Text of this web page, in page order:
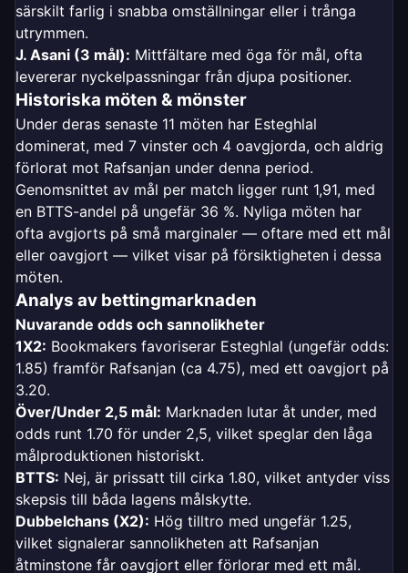
särskilt farlig i snabba omställningar eller i trånga
utrymmen.
J. Asani (3 mål): Mittfältare med öga för mål, ofta
levererar nyckelpassningar från djupa positioner.
Historiska möten & mönster
Under deras senaste 11 möten har Esteghlal
dominerat, med 7 vinster och 4 oavgjorda, och aldrig
förlorat mot Rafsanjan under denna period.
Genomsnittet av mål per match ligger runt 1,91, med
en BTTS-andel på ungefär 36 %. Nyliga möten har
ofta avgjorts på små marginaler — oftare med ett mål
eller oavgjort — vilket visar på försiktigheten i dessa
möten.
Analys av bettingmarknaden
Nuvarande odds och sannolikheter
1X2: Bookmakers favoriserar Esteghlal (ungefär odds:
1.85) framför Rafsanjan (ca 4.75), med ett oavgjort på
3.20.
Över/Under 2,5 mål: Marknaden lutar åt under, med
odds runt 1.70 för under 2,5, vilket speglar den låga
målproduktionen historiskt.
BTTS: Nej, är prissatt till cirka 1.80, vilket antyder viss
skepsis till båda lagens målskytte.
Dubbelchans (X2): Hög tilltro med ungefär 1.25,
vilket signalerar sannolikheten att Rafsanjan
åtminstone får oavgjort eller förlorar med ett mål.